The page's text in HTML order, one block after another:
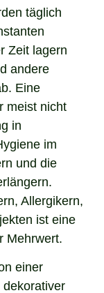
täglich
Zeit lagern
andere
Eine
meist nicht
in
im
und die
Allergikern,
ist eine
Mehrwert.
einer
dekorativer